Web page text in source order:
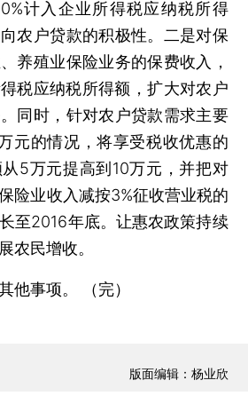
计入企业所得税应纳税所得
农户贷款的积极性。二是对保
养殖业保险业务的保费收入，
税应纳税所得额，扩大对农户
同时，针对农户贷款需求主要
元的情况，将享受税收优惠的
5万元提高到10万元，并把对
险业收入减按3%征收营业税的
至2016年底。让惠农政策持续
农民增收。
事项。 （完）
版面编辑：杨业欣